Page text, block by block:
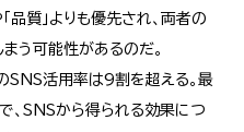
品質」よりも優先され、両者の
う可能性があるのだ。
SNS活用率は9割を超える。最
SNSから得られる効果につ